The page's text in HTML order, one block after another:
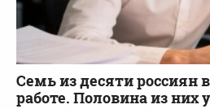
Семь из десяти россиян
работе. Половина из них